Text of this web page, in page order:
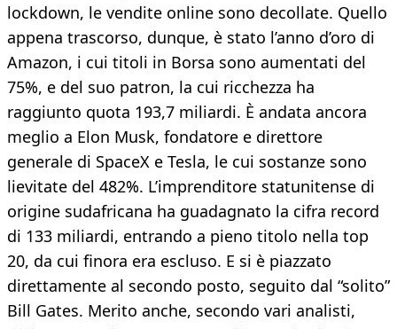
lockdown, le vendite online sono decollate. Quello
appena trascorso, dunque, è stato l’anno d’oro di
Amazon, i cui titoli in Borsa sono aumentati del
75%, e del suo patron, la cui ricchezza ha
raggiunto quota 193,7 miliardi. È andata ancora
meglio a Elon Musk, fondatore e direttore
generale di SpaceX e Tesla, le cui sostanze sono
lievitate del 482%. L’imprenditore statunitense di
origine sudafricana ha guadagnato la cifra record
di 133 miliardi, entrando a pieno titolo nella top
20, da cui finora era escluso. E si è piazzato
direttamente al secondo posto, seguito dal “solito”
Bill Gates. Merito anche, secondo vari analisti,